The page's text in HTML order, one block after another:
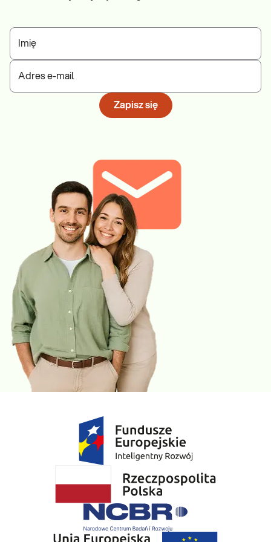
to badanie, na podstawie którego, wg kryteriów
Diabetologiczne, możliwe jest rozpoznanie stanu
przedcukrzycowego lub zdiagnozowanie cukrzycy.
przebytą cukrzycą ciążową istnieje wysokie ryzyko
zachorowania na cukrzycę typu 2 w przyszłości.
przez konieczność nasilonego metabolizmu większej niż
zazwyczaj ilości hormonów, ale także przepływ zwiększonej
objętości krwi. Próby wątrobowe bezwzględnie powinny
wykonać kobiety, u których w trakcie ciąży rozwinęła się
cholestaza ciężarnych, wywołana wysokim poziomem
estrogenów.
Lipidogram (CHOL, HDL, nie-HDL, LDL, TG)
badań służący monitorowaniu gospodarki lipidowej
organizmu i oszacowaniu ryzyka zachorowania na choroby
sercowo – naczyniowe np. miażdżycę i nadciśnienie
tętnicze. Nieprawidłowe wyniki lipidogramu często są
skutkiem nadprogramowych kilogramów zgromadzonych w
okresie ciąży (przyrost masy ciała w ciąży nie powinien
przekraczać 18kg).
PT (INR)
jest badaniem wykrywającym zaburzenia
krzepnięcia krwi. W okresie poporodowym obserwuje się
zwiększone ryzyko wystąpienia nadkrzepliwości
(zakrzepicy) ze względu na zmniejszającą się objętość krwi
Rozwojowi zaburzeń krzepnięcia sprzyja również
zmniejszona mobilność kobiety po porodzie, w
szczególności po zabiegu cesarskiego cięcia.
Kreatynina i badanie ogólne moczusą badaniami służącymi
ocenie funkcji nerek. Nerki w trakcie ciąży, podobnie jak
wątroba obciążone są dodatkową, zwiększoną objętością
krwi, którą muszą skutecznie przefiltrować, aby wydalić z
organizmu zbędne toksyny. Na podstawie stężenia
kreatyniny i wyliczanego współczynnika eGFR wnioskuje się
o wydolności nerek, natomiast badanie ogólne moczu
Imię
Adres e-mail
Zapisz się